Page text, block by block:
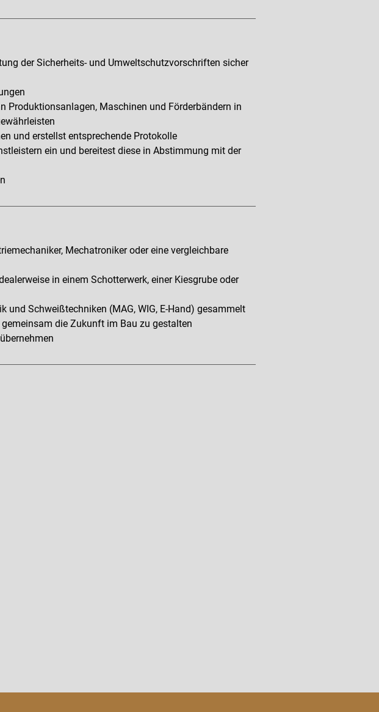
der Sicherheits- und Umweltschutzvorschriften sicher
Produktionsanlagen, Maschinen und Förderbändern in
und erstellst entsprechende Protokolle
ein und bereitest diese in Abstimmung mit der
Mechatroniker oder eine vergleichbare
in einem Schotterwerk, einer Kiesgrube oder
und Schweißtechniken (MAG, WIG, E-Hand) gesammelt
die Zukunft im Bau zu gestalten